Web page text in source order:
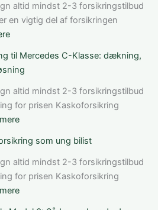
altid mindst 2-3 forsikringstilbud
en vigtig del af forsikringen
:
bilforsikring
til
elbil
i
Danmark:
vurderer
du
pris,
dækning
til Mercedes C-Klasse: dækning,
altid mindst 2-3 forsikringstilbud
for prisen Kaskoforsikring
:
fungerer
bilforsikring
til
Mercedes
som ung bilist
altid mindst 2-3 forsikringstilbud
for prisen Kaskoforsikring
: